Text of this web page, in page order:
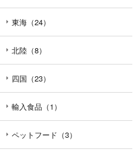
東海（24）
北陸（8）
四国（23）
輸入食品（1）
ペットフード（3）